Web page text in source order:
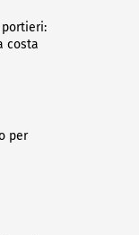
portieri:
costa
per